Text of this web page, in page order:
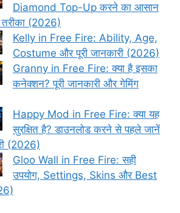
Diamond Top-Up करने का आसान
तरीका (2026)
Kelly in Free Fire: Ability, Age,
Costume और पूरी जानकारी (2026)
Granny in Free Fire: क्या है इसका
कनेक्शन? पूरी जानकारी और गेमिंग
Happy Mod in Free Fire: क्या यह
सुरक्षित है? डाउनलोड करने से पहले जानें
(2026)
Gloo Wall in Free Fire: सही
उपयोग, Settings, Skins और Best